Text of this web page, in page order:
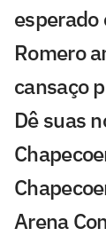
esperado
Romero
cansaço
Dê suas
Arena